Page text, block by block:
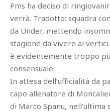
Pms ha deciso di
verrà. Tradotto: squadra
da Under, mettendo
stagione da vivere ai
è evidentemente troppo
consensuale.
In attesa dell’ufficialità da
capo allenatore di
di Marco Spanu, nell’ultima